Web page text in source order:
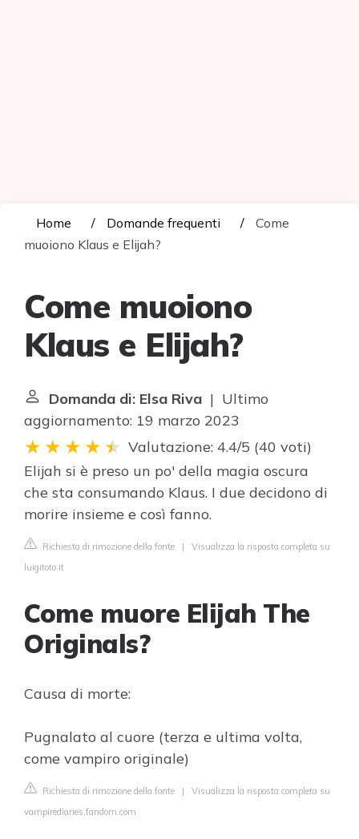
Home Domande frequenti
Come
muoiono Klaus e Elijah?
Come muoiono
Klaus e Elijah?
Domanda di: Elsa Riva | Ultimo
aggiornamento: 19 marzo 2023
Valutazione: 4.4/5 (40 voti)
Elijah si è preso un po' della magia oscura
che sta consumando Klaus. I due decidono di
morire insieme e così fanno.
Richiesta di rimozione della fonte | Visualizza la risposta completa su
luigitoto.it
Come muore Elijah The
Originals?
Causa di morte:
Pugnalato al cuore (terza e ultima volta,
come vampiro originale)
Richiesta di rimozione della fonte | Visualizza la risposta completa su
vampirediaries.fandom.com